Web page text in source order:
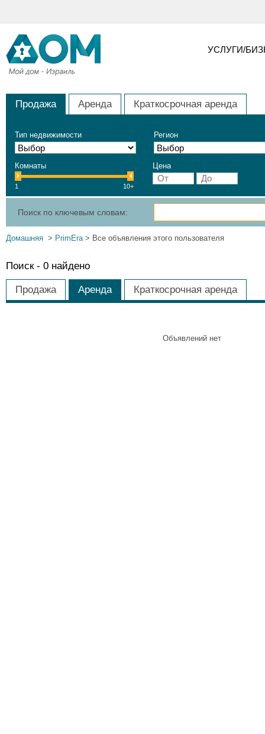
УСЛУГИ/
Продажа Аренда Краткосрочная аренда
Тип недвижимости Регион
Комнаты
1 10+
Цена
Поиск по ключевым словам:
Домашняя > PrimEra> Все объявления этого пользователя
Поиск - 0 найдено
Продажа Аренда Краткосрочная аренда
Объявлений нет